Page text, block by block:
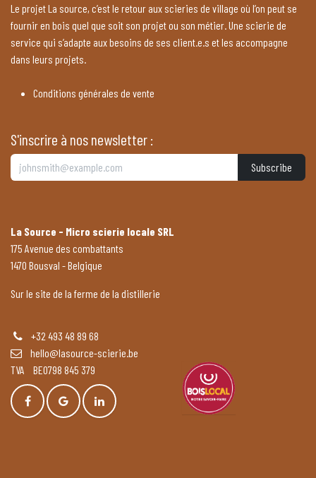
Le projet La source, c’est le retour aux scieries de village où l’on peut se
fournir en bois quel que soit son projet ou son métier. Une scierie de
service qui s’adapte aux besoins de ses client.e.s et les accompagne
dans leurs projets.
Conditions générales de vente
S'inscrire à nos newsletter :
Subscribe
La Source - Micro scierie locale SRL
175 Avenue des combattants
1470 Bousval - Belgique
Sur le site de la ferme de la distillerie
+32 493 48 89 68
hello@lasource-scierie.be
TVA BE0798 845 379